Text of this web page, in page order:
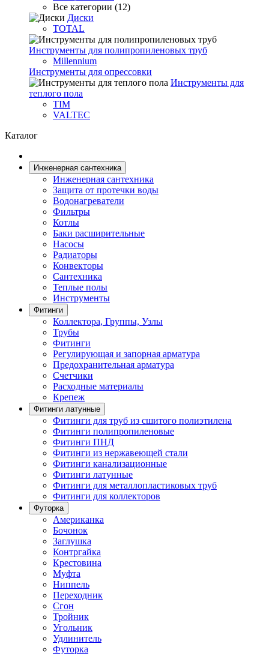
Все категории (12)
Диски
TOTAL
Инструменты для полипропиленовых труб
Millennium
Инструменты для опрессовки
Инструменты для
теплого пола
TIM
VALTEC
Каталог
Инженерная сантехника
Инженерная сантехника
Защита от протечки воды
Водонагреватели
Фильтры
Котлы
Баки расширительные
Насосы
Радиаторы
Конвекторы
Сантехника
Теплые полы
Инструменты
Фитинги
Коллектора, Группы, Узлы
Трубы
Фитинги
Регулирующая и запорная арматура
Предохранительная арматура
Счетчики
Расходные материалы
Крепеж
Фитинги латунные
Фитинги для труб из сшитого полиэтилена
Фитинги полипропиленовые
Фитинги ПНД
Фитинги из нержавеющей стали
Фитинги канализационные
Фитинги латунные
Фитинги для металлопластиковых труб
Фитинги для коллекторов
Футорка
Американка
Бочонок
Заглушка
Контргайка
Крестовина
Муфта
Ниппель
Переходник
Сгон
Тройник
Угольник
Удлинитель
Футорка